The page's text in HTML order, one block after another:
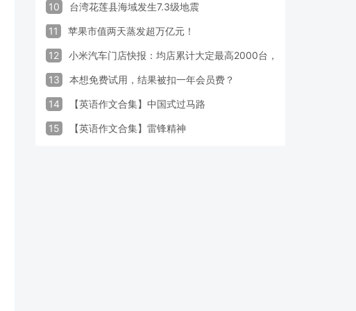
10 台湾花莲县海域发生7.3级地震
11 苹果市值两天蒸发超万亿元！
12 小米汽车门店快报：均店累计大定最高2000台，锁单率最高达
13 本想免费试用，结果被扣一年会员费？
14 【英语作文合集】中国式过马路
15 【英语作文合集】雷锋精神